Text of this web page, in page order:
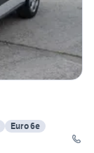
Euro 6e